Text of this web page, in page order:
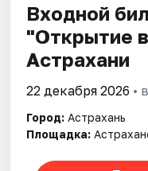
Входной
"Открытие
Астрахани
22 декабря 2026 •
Город: Астрахань
Площадка: